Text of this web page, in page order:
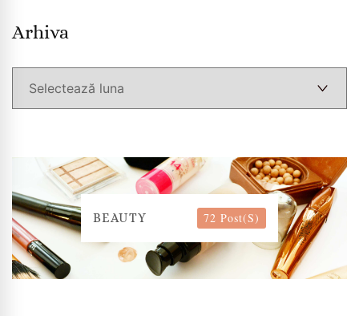
Arhiva
BEAUTY 72 Post(s)